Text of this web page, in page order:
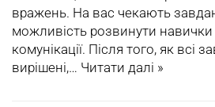
вражень. На вас чекають
можливість розвинути
комунікації. Після того, як всі
вирішені,… Читати далі »